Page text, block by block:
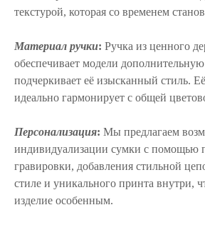
текстурой, которая со временем
Материал ручки: Ручка из ценного
обеспечивает модели
подчеркивает её изысканный стиль.
идеально гармонирует с общей
Персонализация: Мы предлагаем
индивидуализации сумки с помощью
гравировки, добавления стильной
стиле и уникального принта внутри,
изделие особенным.